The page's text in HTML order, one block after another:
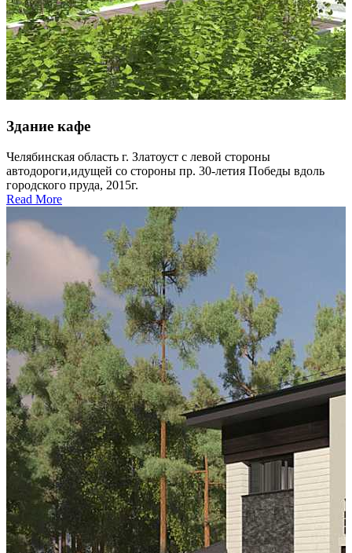
Здание кафе
Челябинская область г. Златоуст с левой стороны
автодороги,идущей со стороны пр. 30-летия Победы вдоль
городского пруда, 2015г.
Read More